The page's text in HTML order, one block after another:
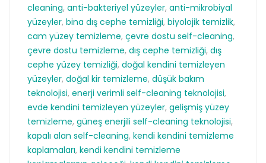
cleaning, anti-bakteriyel yüzeyler, anti-mikrobiyal
yüzeyler, bina dış cephe temizliği, biyolojik temizlik,
cam yüzey temizleme, çevre dostu self-cleaning,
çevre dostu temizleme, dış cephe temizliği, dış
cephe yüzey temizliği, doğal kendini temizleyen
yüzeyler, doğal kir temizleme, düşük bakım
teknolojisi, enerji verimli self-cleaning teknolojisi,
evde kendini temizleyen yüzeyler, gelişmiş yüzey
temizleme, güneş enerjili self-cleaning teknolojisi,
kapalı alan self-cleaning, kendi kendini temizleme
kaplamaları, kendi kendini temizleme